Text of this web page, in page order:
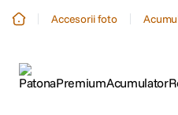
2. trepied
Accesorii foto